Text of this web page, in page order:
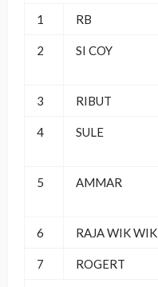
1 RB
2 SI COY
3 RIBUT
4 SULE
5 AMMAR
6 RAJA WIK WIK
7 ROGERT